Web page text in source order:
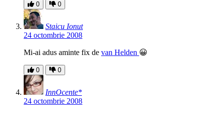
0 0
Staicu Ionut
24 octombrie 2008
Mi-ai adus aminte fix de van Helden 😀
0 0
InnOcente*
24 octombrie 2008